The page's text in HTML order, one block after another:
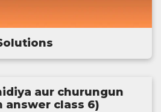
Solutions
aur churungun
class 6)